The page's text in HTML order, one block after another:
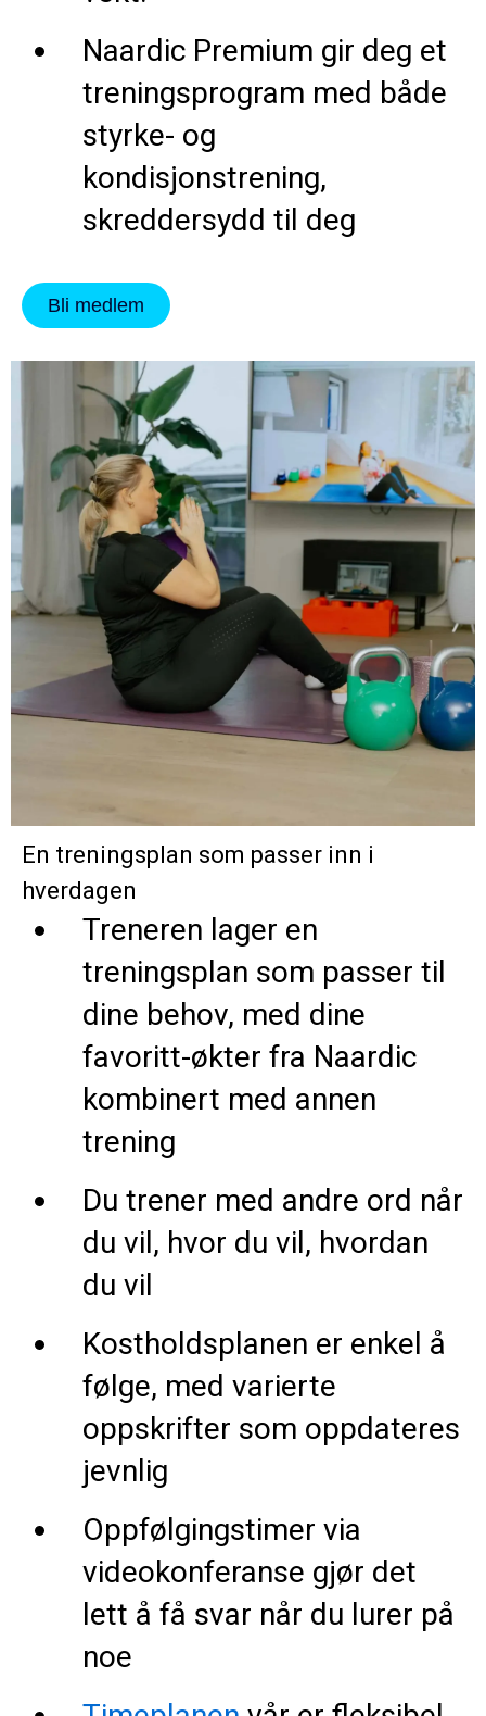
Naardic Premium gir deg et
treningsprogram med både
styrke- og
kondisjonstrening,
skreddersydd til deg
Bli medlem
En treningsplan som passer inn i
hverdagen
Treneren lager en
treningsplan som passer til
dine behov, med dine
favoritt-økter fra Naardic
kombinert med annen
trening
Du trener med andre ord når
du vil, hvor du vil, hvordan
du vil
Kostholdsplanen er enkel å
følge, med varierte
oppskrifter som oppdateres
jevnlig
Oppfølgingstimer via
videokonferanse gjør det
lett å få svar når du lurer på
noe